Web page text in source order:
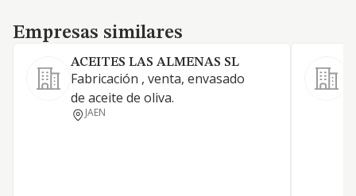
Empresas similares
Empresas similares
ACEITES LAS ALMENAS SL
Fabricación , venta, envasado
de aceite de oliva.
JAEN